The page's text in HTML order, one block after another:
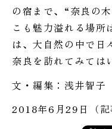
の宿まで、“奈良の
こも魅力溢れる場所
は、大自然の中で日
奈良を訪れてみては
文・編集：浅井智子
2018年6月29日（記